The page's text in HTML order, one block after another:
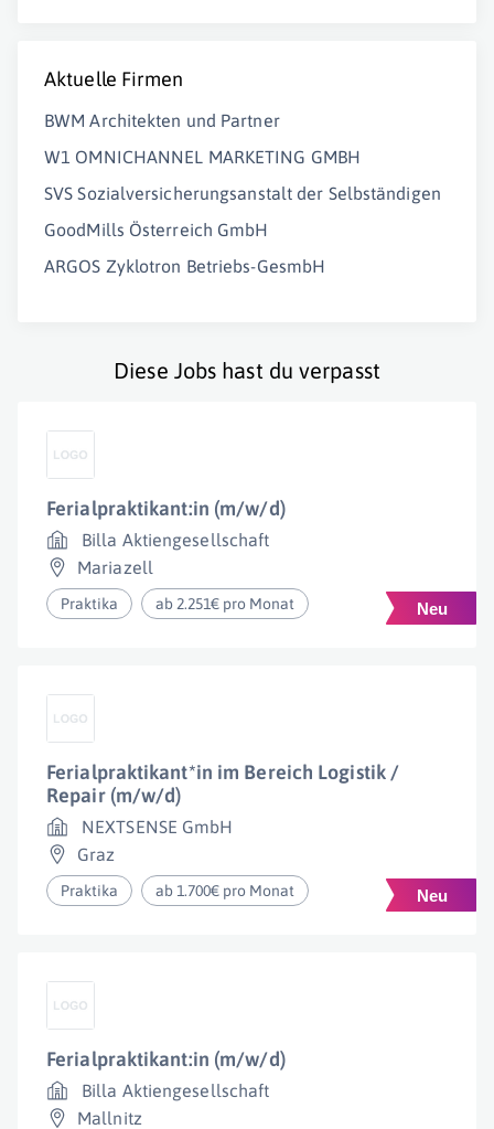
Aktuelle Firmen
BWM Architekten und Partner
W1 OMNICHANNEL MARKETING GMBH
SVS Sozialversicherungsanstalt der Selbständigen
GoodMills Österreich GmbH
ARGOS Zyklotron Betriebs-GesmbH
Diese Jobs hast du verpasst
Ferialpraktikant:in (m/w/d)
Billa Aktiengesellschaft
Mariazell
Praktika ab 2.251€ pro Monat
Ferialpraktikant*in im Bereich Logistik /
Repair (m/w/d)
NEXTSENSE GmbH
Graz
Praktika ab 1.700€ pro Monat
Ferialpraktikant:in (m/w/d)
Billa Aktiengesellschaft
Mallnitz